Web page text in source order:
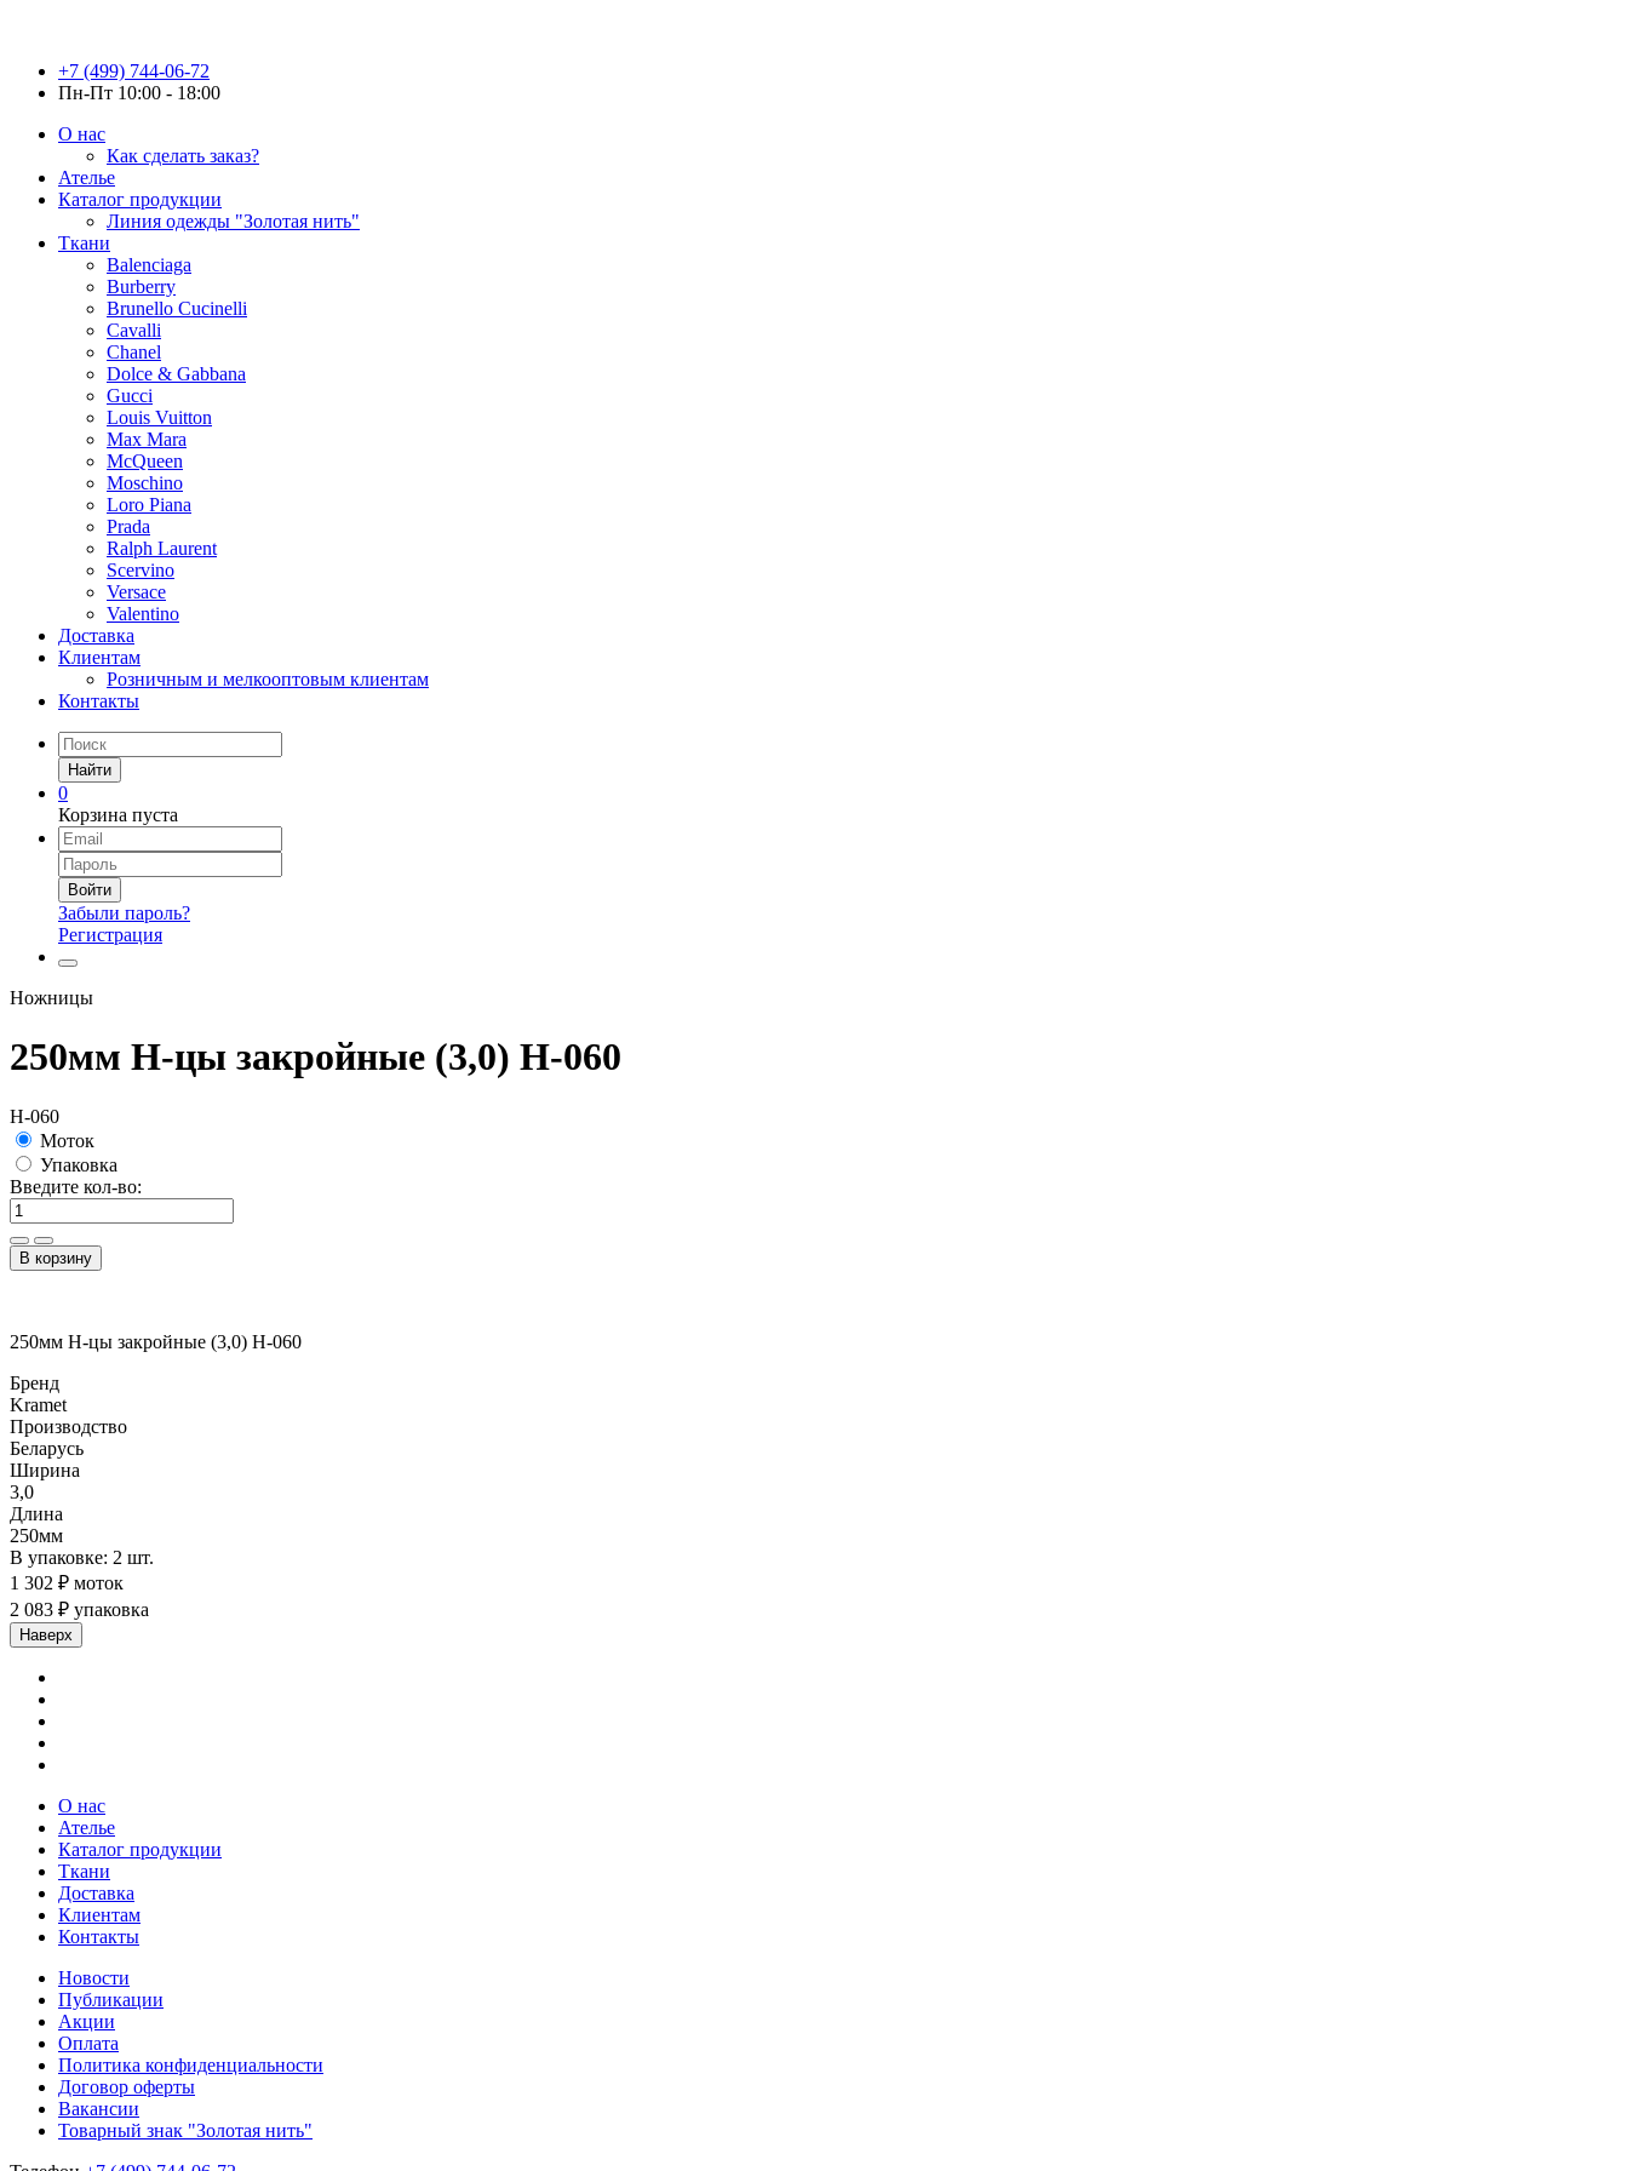
+7 (499) 744-06-72
Пн-Пт 10:00 - 18:00
О нас
Как сделать заказ?
Ателье
Каталог продукции
Линия одежды "Золотая нить"
Ткани
Balenciaga
Burberry
Brunello Cucinelli
Cavalli
Chanel
Dolce & Gabbana
Gucci
Louis Vuitton
Max Mara
McQueen
Moschino
Loro Piana
Prada
Ralph Laurent
Scervino
Versace
Valentino
Доставка
Клиентам
Розничным и мелкооптовым клиентам
Контакты
Найти
0
Корзина пуста
Войти
Забыли пароль?
Регистрация
Ножницы
250мм Н-цы закройные (3,0) H-060
H-060
Моток
Упаковка
Введите кол-во:
В корзину
250мм Н-цы закройные (3,0) H-060
Бренд
Kramet
Производство
Беларусь
Ширина
3,0
Длина
250мм
В упаковке: 2 шт.
1 302 ₽ моток
2 083 ₽ упаковка
Наверх
О нас
Ателье
Каталог продукции
Ткани
Доставка
Клиентам
Контакты
Новости
Публикации
Акции
Оплата
Политика конфиденциальности
Договор оферты
Вакансии
Товарный знак "Золотая нить"